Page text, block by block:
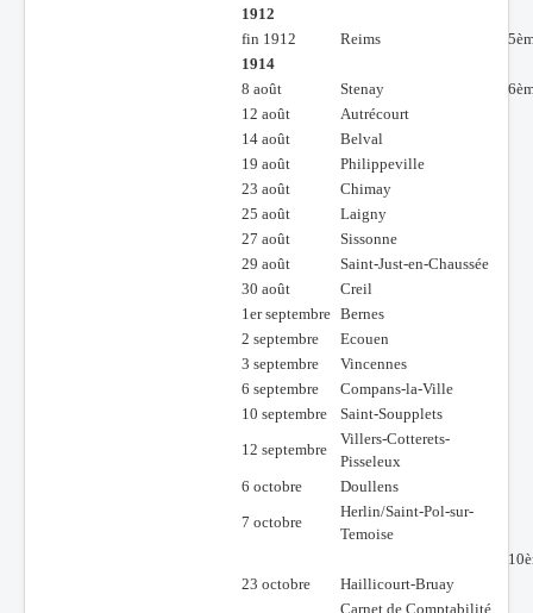
1912
fin 1912
Reims
1914
8 août
Stenay
12 août
Autrécourt
14 août
Belval
19 août
Philippeville
23 août
Chimay
25 août
Laigny
27 août
Sissonne
29 août
Saint-Just-en-Chaussée
30 août
Creil
1er septembre Bernes
2 septembre
Ecouen
3 septembre
Vincennes
6 septembre
Compans-la-Ville
10 septembre
Saint-Soupplets
12 septembre
Villers-Cotterets-
Pisseleux
6 octobre
Doullens
7 octobre
Herlin/Saint-Pol-sur-
Temoise
23 octobre
Haillicourt-Bruay
Carnet de Comptabilité,